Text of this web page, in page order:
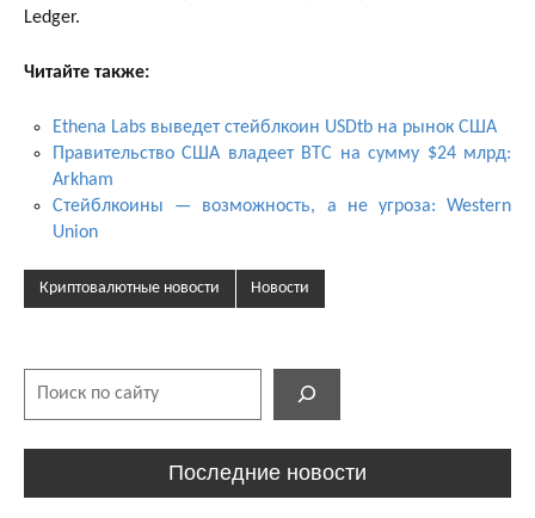
Ledger.
Читайте также:
Ethena Labs выведет стейблкоин USDtb на рынок США
Правительство США владеет BTC на сумму $24 млрд:
Arkham
Стейблкоины — возможность, а не угроза: Western
Union
Криптовалютные новости Новости
Последние новости